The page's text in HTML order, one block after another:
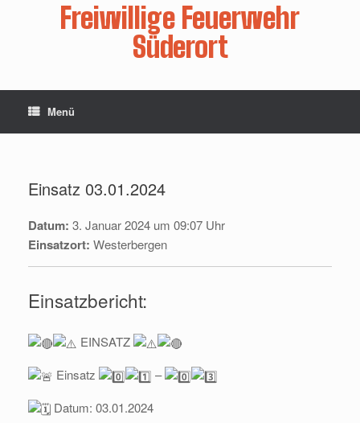
Freiwillige Feuerwehr
Süderort
Menü
Einsatz 03.01.2024
Datum: 3. Januar 2024 um 09:07 Uhr
Einsatzort: Westerbergen
Einsatzbericht:
EINSATZ
Einsatz
–
Datum: 03.01.2024